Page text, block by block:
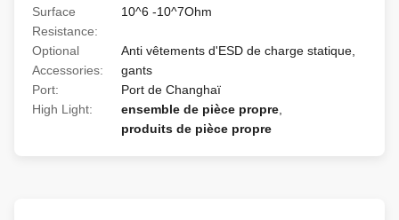
Surface
Resistance:
10^6 -10^7Ohm
Optional
Accessories:
Anti vêtements d'ESD de charge statique,
gants
Port:
Port de Changhaï
High Light:
ensemble de pièce propre
produits de pièce propre